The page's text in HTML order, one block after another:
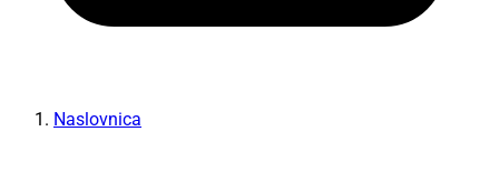
Naslovnica